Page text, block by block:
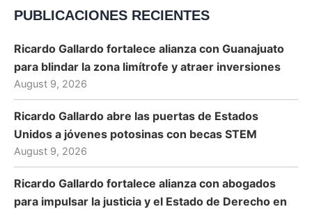
PUBLICACIONES RECIENTES
Ricardo Gallardo fortalece alianza con Guanajuato
para blindar la zona limítrofe y atraer inversiones
August 9, 2026
Ricardo Gallardo abre las puertas de Estados
Unidos a jóvenes potosinas con becas STEM
August 9, 2026
Ricardo Gallardo fortalece alianza con abogados
para impulsar la justicia y el Estado de Derecho en